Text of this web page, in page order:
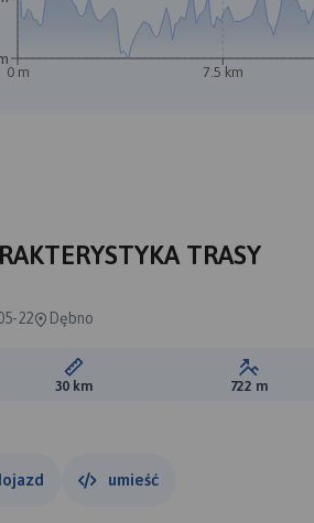
0 m 7.5 km
TRASY
22 Dębno
Długość trasy:
30 km Suma
722 m
umieść